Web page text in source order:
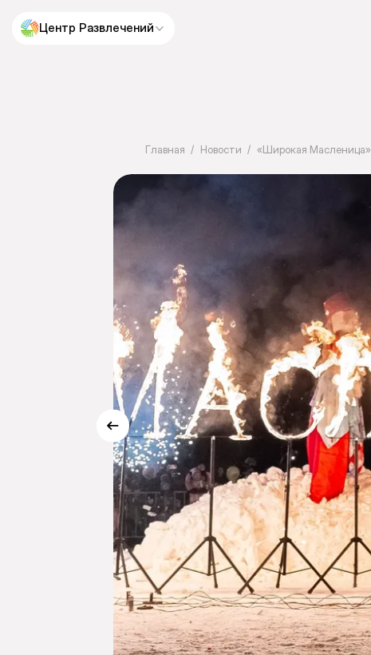
Центр Развлечений
Главная Новости «Широкая Масленица»